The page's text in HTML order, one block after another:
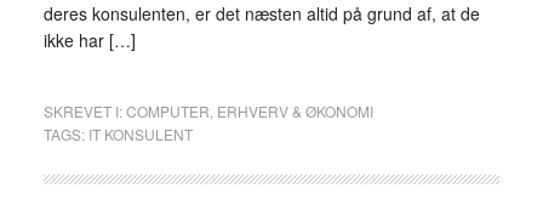
deres konsulenten, er det næsten altid på grund af, at de
ikke har […]
SKREVET I:COMPUTER ERHVERV & ØKONOMI
TAGS: IT KONSULENT